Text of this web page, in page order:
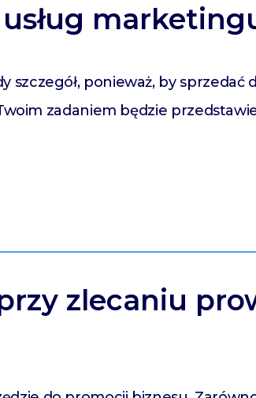
szczegół, ponieważ, by
zadaniem będzie
zlecaniu